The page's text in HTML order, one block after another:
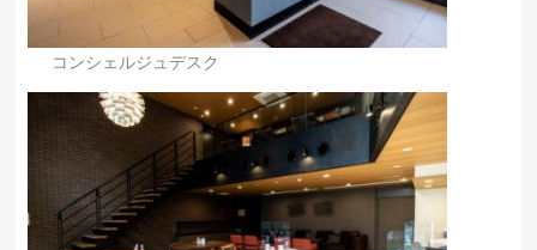
コンシェルジュデスク